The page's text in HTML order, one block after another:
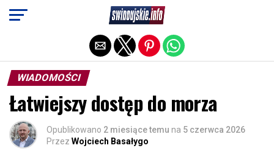
WIADOMOŚCI
Łatwiejszy dostęp do morza
Opublikowano 2 miesiące temu na 5 czerwca 2026
Przez Wojciech Basałygo
Exit mobile version